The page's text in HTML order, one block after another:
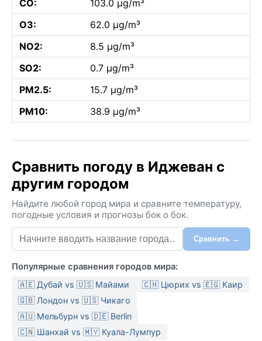
CO:
103.0 µg/m³
O3:
62.0 µg/m³
NO2:
8.5 µg/m³
SO2:
0.7 µg/m³
PM2.5:
15.7 µg/m³
PM10:
38.9 µg/m³
Сравнить погоду в Иджеван с
другим городом
Найдите любой город мира и сравните температуру,
погодные условия и прогнозы бок о бок.
Сравнить →
Популярные сравнения городов мира:
🇦🇪 Дубай vs 🇺🇸 Майами
🇨🇭 Цюрих vs 🇪🇬 Каир
🇬🇧 Лондон vs 🇺🇸 Чикаго
🇦🇺 Мельбурн vs 🇩🇪 Berlin
🇨🇳 Шанхай vs 🇲🇾 Куала-Лумпур